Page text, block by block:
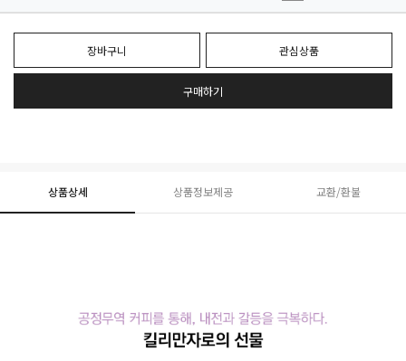
장바구니 관심상품
구매하기
상품상세 상품정보제공 교환/환불